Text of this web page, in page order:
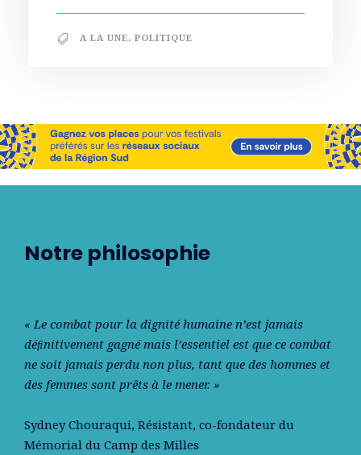
A LA UNE, POLITIQUE
Notre philosophie
« Le combat pour la dignité humaine n’est jamais
déﬁnitivement gagné mais l’essentiel est que ce combat
ne soit jamais perdu non plus, tant que des hommes et
des femmes sont prêts à le mener. »
Sydney Chouraqui, Résistant, co-fondateur du
Mémorial du Camp des Milles